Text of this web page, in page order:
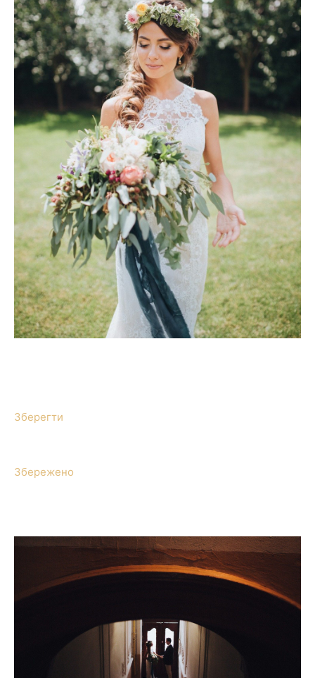
Зберегти
Збережено